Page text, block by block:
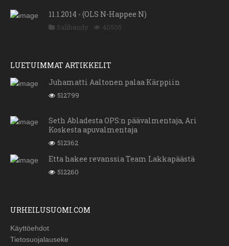
11.1.2014 - (OLS N-Happee N)
Salibandy 40505
LUETUIMMAT ARTIKKELIT
Juhamatti Aaltonen palaa Kärppiin
512799
Seth Abladesta OPS:n päävalmentaja, Ari
Koskesta apuvalmentaja
512362
Etta hakee revanssia Team Lakkapäästä
512260
URHEILUSUOMI.COM
Käyttöehdot
Tietosuojalauseke